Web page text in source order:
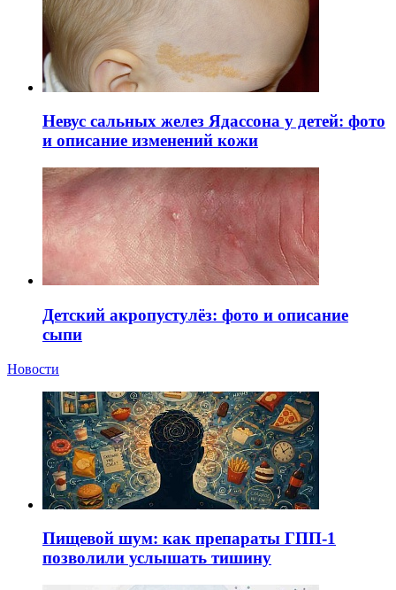
Невус сальных желез Ядассона у детей: фото
и описание изменений кожи
Детский акропустулёз: фото и описание
сыпи
Новости
Пищевой шум: как препараты ГПП-1
позволили услышать тишину